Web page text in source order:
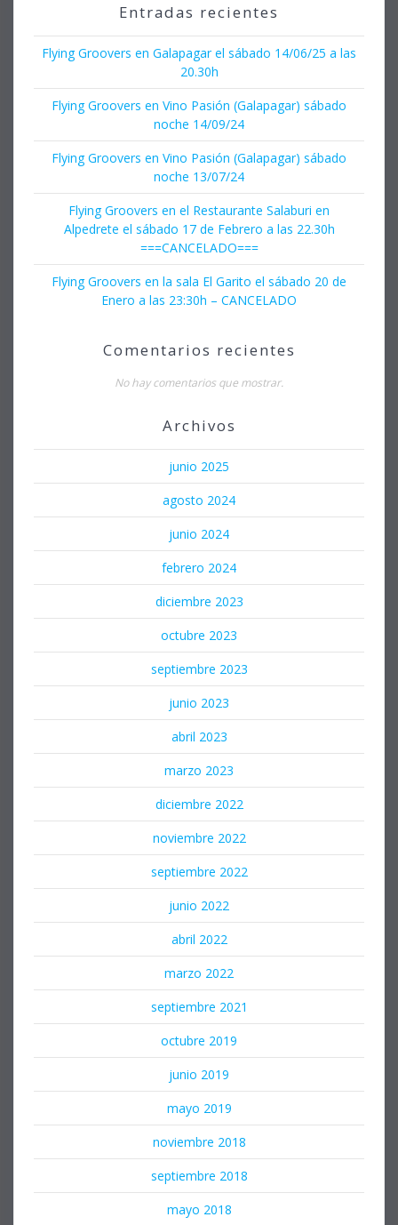
Entradas recientes
Flying Groovers en Galapagar el sábado 14/06/25 a las
20.30h
Flying Groovers en Vino Pasión (Galapagar) sábado
noche 14/09/24
Flying Groovers en Vino Pasión (Galapagar) sábado
noche 13/07/24
Flying Groovers en el Restaurante Salaburi en
Alpedrete el sábado 17 de Febrero a las 22.30h
===CANCELADO===
Flying Groovers en la sala El Garito el sábado 20 de
Enero a las 23:30h – CANCELADO
Comentarios recientes
No hay comentarios que mostrar.
Archivos
junio 2025
agosto 2024
junio 2024
febrero 2024
diciembre 2023
octubre 2023
septiembre 2023
junio 2023
abril 2023
marzo 2023
diciembre 2022
noviembre 2022
septiembre 2022
junio 2022
abril 2022
marzo 2022
septiembre 2021
octubre 2019
junio 2019
mayo 2019
noviembre 2018
septiembre 2018
mayo 2018